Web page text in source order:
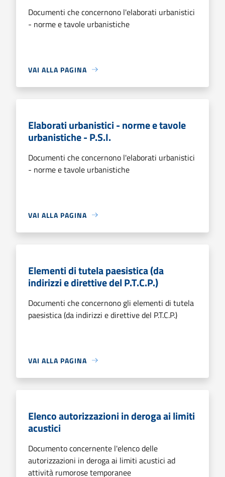
Documenti che concernono l'elaborati urbanistici
- norme e tavole urbanistiche
VAI ALLA PAGINA
Elaborati urbanistici - norme e tavole
urbanistiche - P.S.I.
Documenti che concernono l'elaborati urbanistici
- norme e tavole urbanistiche
VAI ALLA PAGINA
Elementi di tutela paesistica (da
indirizzi e direttive del P.T.C.P.)
Documenti che concernono gli elementi di tutela
paesistica (da indirizzi e direttive del P.T.C.P.)
VAI ALLA PAGINA
Elenco autorizzazioni in deroga ai limiti
acustici
Documento concernente l'elenco delle
autorizzazioni in deroga ai limiti acustici ad
attività rumorose temporanee